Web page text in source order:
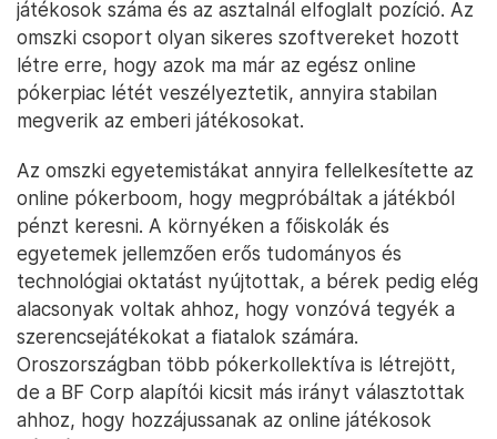
játékosok száma és az asztalnál elfoglalt pozíció. Az
omszki csoport olyan sikeres szoftvereket hozott
létre erre, hogy azok ma már az egész online
pókerpiac létét veszélyeztetik, annyira stabilan
megverik az emberi játékosokat.
Az omszki egyetemistákat annyira fellelkesítette az
online pókerboom, hogy megpróbáltak a játékból
pénzt keresni. A környéken a főiskolák és
egyetemek jellemzően erős tudományos és
technológiai oktatást nyújtottak, a bérek pedig elég
alacsonyak voltak ahhoz, hogy vonzóvá tegyék a
szerencsejátékokat a fiatalok számára.
Oroszországban több pókerkollektíva is létrejött,
de a BF Corp alapítói kicsit más irányt választottak
ahhoz, hogy hozzájussanak az online játékosok